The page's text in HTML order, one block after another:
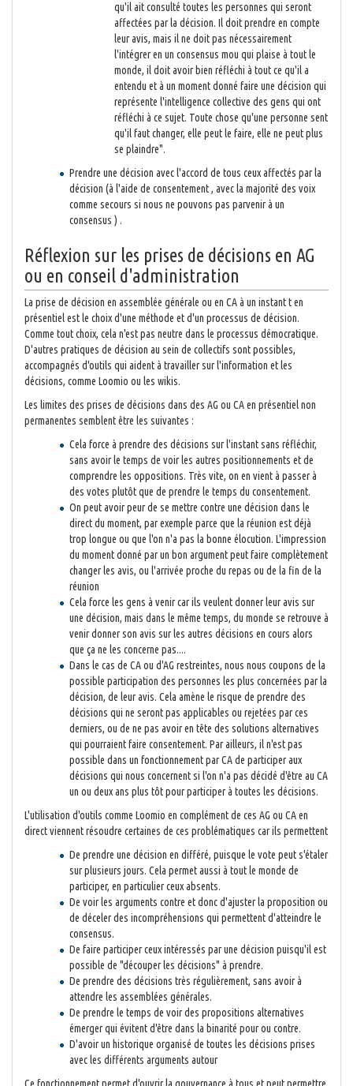
qu'il ait consulté toutes les personnes qui seront
affectées par la décision. Il doit prendre en compte
leur avis, mais il ne doit pas nécessairement
l'intégrer en un consensus mou qui plaise à tout le
monde, il doit avoir bien réfléchi à tout ce qu'il a
entendu et à un moment donné faire une décision qui
représente l'intelligence collective des gens qui ont
réfléchi à ce sujet. Toute chose qu'une personne sent
qu'il faut changer, elle peut le faire, elle ne peut plus
se plaindre".
Prendre une décision avec l'accord de tous ceux affectés par la
décision (à l'aide de consentement , avec la majorité des voix
comme secours si nous ne pouvons pas parvenir à un
consensus ) .
Réflexion sur les prises de décisions en AG
ou en conseil d'administration
La prise de décision en assemblée générale ou en CA à un instant t en
présentiel est le choix d'une méthode et d'un processus de décision.
Comme tout choix, cela n'est pas neutre dans le processus démocratique.
D'autres pratiques de décision au sein de collectifs sont possibles,
accompagnés d'outils qui aident à travailler sur l'information et les
décisions, comme Loomio ou les wikis.
Les limites des prises de décisions dans des AG ou CA en présentiel non
permanentes semblent être les suivantes :
Cela force à prendre des décisions sur l'instant sans réfléchir,
sans avoir le temps de voir les autres positionnements et de
comprendre les oppositions. Très vite, on en vient à passer à
des votes plutôt que de prendre le temps du consentement.
On peut avoir peur de se mettre contre une décision dans le
direct du moment, par exemple parce que la réunion est déjà
trop longue ou que l'on n'a pas la bonne élocution. L'impression
du moment donné par un bon argument peut faire complètement
changer les avis, ou l'arrivée proche du repas ou de la fin de la
réunion
Cela force les gens à venir car ils veulent donner leur avis sur
une décision, mais dans le même temps, du monde se retrouve à
venir donner son avis sur les autres décisions en cours alors
que ça ne les concerne pas....
Dans le cas de CA ou d'AG restreintes, nous nous coupons de la
possible participation des personnes les plus concernées par la
décision, de leur avis. Cela amène le risque de prendre des
décisions qui ne seront pas applicables ou rejetées par ces
derniers, ou de ne pas avoir en tête des solutions alternatives
qui pourraient faire consentement. Par ailleurs, il n'est pas
possible dans un fonctionnement par CA de participer aux
décisions qui nous concernent si l'on n'a pas décidé d'être au CA
un ou deux ans plus tôt pour participer à toutes les décisions.
L'utilisation d'outils comme Loomio en complément de ces AG ou CA en
direct viennent résoudre certaines de ces problématiques car ils permettent
De prendre une décision en différé, puisque le vote peut s'étaler
sur plusieurs jours. Cela permet aussi à tout le monde de
participer, en particulier ceux absents.
De voir les arguments contre et donc d'ajuster la proposition ou
de déceler des incompréhensions qui permettent d'atteindre le
consensus.
De faire participer ceux intéressés par une décision puisqu'il est
possible de "découper les décisions" à prendre.
De prendre des décisions très régulièrement, sans avoir à
attendre les assemblées générales.
De prendre le temps de voir des propositions alternatives
émerger qui évitent d'être dans la binarité pour ou contre.
D'avoir un historique organisé de toutes les décisions prises
avec les différents arguments autour